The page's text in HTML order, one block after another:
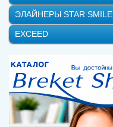
ЭЛАЙНЕРЫ STAR SMILE
EXCEED